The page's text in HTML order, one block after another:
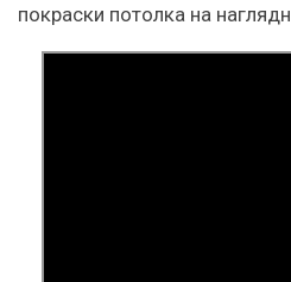
покраски потолка на